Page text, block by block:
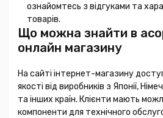
ознайомтесь з відгуками та
товарів.
Що можна знайти в
онлайн магазину
На сайті інтернет-магазину
якості від виробників з Японії,
та інших країн. Клієнти мають
компоненти для технічного